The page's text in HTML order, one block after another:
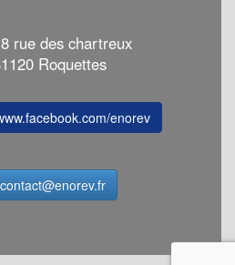
rue des chartreux
Roquettes
enorev
contact@enorev.fr